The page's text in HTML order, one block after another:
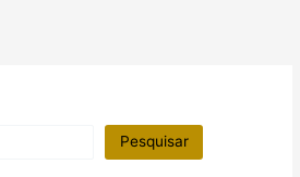
Pesquisar